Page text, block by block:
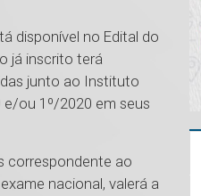
disponível no Edital do
já inscrito terá
junto ao Instituto
e/ou 1º/2020 em seus
correspondente ao
nacional, valerá a